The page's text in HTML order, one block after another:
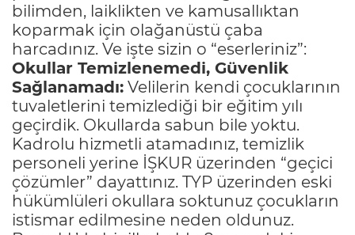
bilimden, laiklikten ve kamusallıktan
koparmak için olağanüstü çaba
harcadınız. Ve işte sizin o “eserleriniz”:
Okullar Temizlenemedi, Güvenlik
Sağlanamadı: Velilerin kendi çocuklarının
tuvaletlerini temizlediği bir eğitim yılı
geçirdik. Okullarda sabun bile yoktu.
Kadrolu hizmetli atamadınız, temizlik
personeli yerine İŞKUR üzerinden “geçici
çözümler” dayattınız. TYP üzerinden eski
hükümlüleri okullara soktunuz çocukların
istismar edilmesine neden oldunuz.